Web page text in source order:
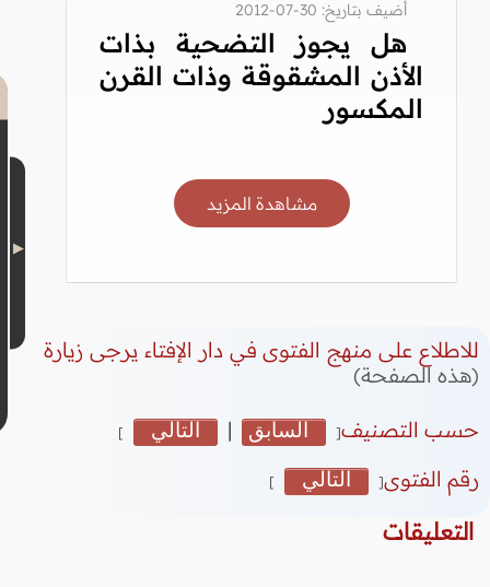
أضيف بتاريخ: 30-07-2012
هل يجوز التضحية بذات
الأذن المشقوقة وذات القرن
المكسور
مشاهدة المزيد
للاطلاع على منهج الفتوى في دار الإفتاء يرجى زيارة
(هذه الصفحة)
حسب التصنيف[ السابق | التالي ]
رقم الفتوى[ التالي ]
التعليقات